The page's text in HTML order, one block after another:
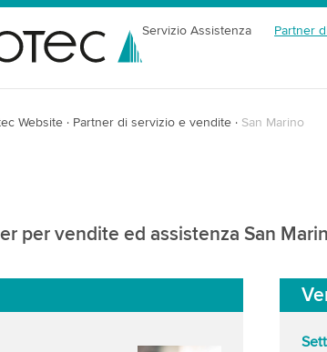
Servizio Assistenza Partner
Website Partner di servizio e vendite San Marino
per vendite ed assistenza San